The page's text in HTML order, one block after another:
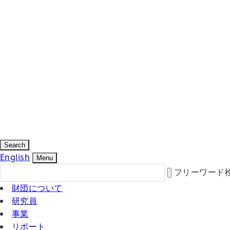
Search
English Menu
フリーワード
財団について
研究員
事業
リポート